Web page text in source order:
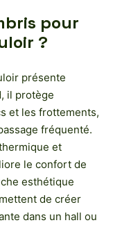
pour
?
présente
il protège
et les frottements,
fréquenté.
et
le confort de
esthétique
de créer
dans un hall ou